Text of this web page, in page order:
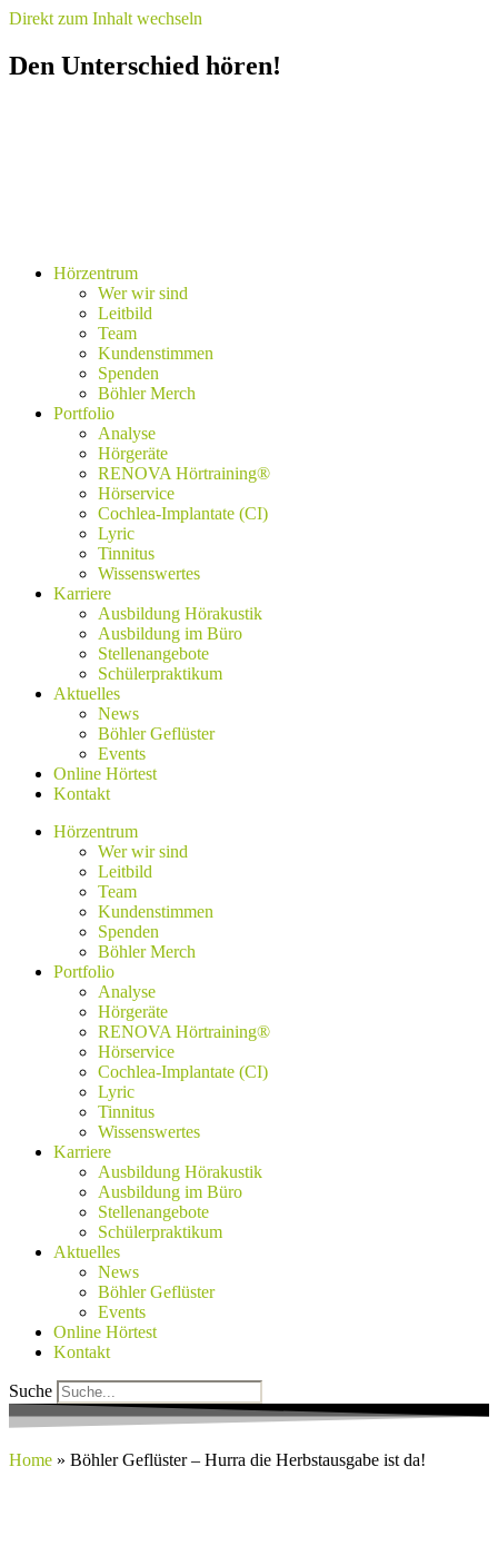
Direkt zum Inhalt wechseln
Den Unterschied hören!
Hörzentrum
Wer wir sind
Leitbild
Team
Kundenstimmen
Spenden
Böhler Merch
Portfolio
Analyse
Hörgeräte
RENOVA Hörtraining®
Hörservice
Cochlea-Implantate (CI)
Lyric
Tinnitus
Wissenswertes
Karriere
Ausbildung Hörakustik
Ausbildung im Büro
Stellenangebote
Schülerpraktikum
Aktuelles
News
Böhler Geflüster
Events
Online Hörtest
Kontakt
Hörzentrum
Wer wir sind
Leitbild
Team
Kundenstimmen
Spenden
Böhler Merch
Portfolio
Analyse
Hörgeräte
RENOVA Hörtraining®
Hörservice
Cochlea-Implantate (CI)
Lyric
Tinnitus
Wissenswertes
Karriere
Ausbildung Hörakustik
Ausbildung im Büro
Stellenangebote
Schülerpraktikum
Aktuelles
News
Böhler Geflüster
Events
Online Hörtest
Kontakt
Suche
Home » Böhler Geflüster – Hurra die Herbstausgabe ist da!